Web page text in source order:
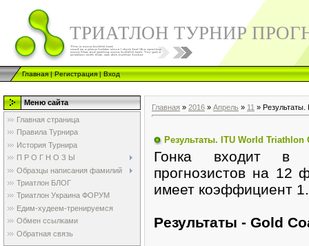
ТРИАТЛОН ТУРНИР
Главная|Регистрация|Вход
Меню сайта
Главная страница
Правила Турнира
История Турнира
П Р О Г Н О З Ы
Образцы написания фамилий
Триатлон БЛОГ
Триатлон Украина ФОРУМ
Едим-худеем-тренируемся
Обмен ссылками
Обратная связь
Главная » 2016 » Апрель » 11 » Результаты.
Результаты. ITU World Triathlon
Гонка входит в
прогнозистов на 12
имеет коэффициент
Pезультаты - Gold